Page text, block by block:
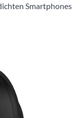
Smartphones